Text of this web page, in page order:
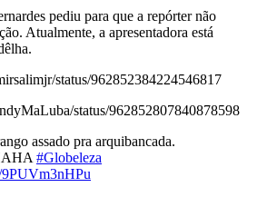
pediu para que a repórter não
Atualmente, a apresentadora está
status/962852384224546817
status/962852807840878598
assado pra arquibancada.
#Globeleza